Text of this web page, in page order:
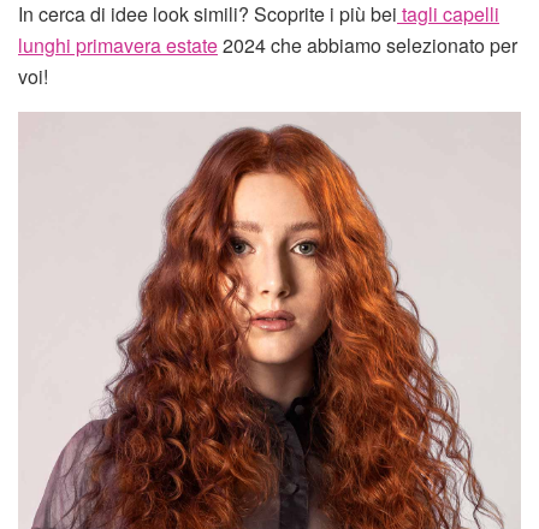
In cerca di idee look simili? Scoprite i più bei tagli capelli
lunghi primavera estate2024 che abbiamo selezionato per
voi!